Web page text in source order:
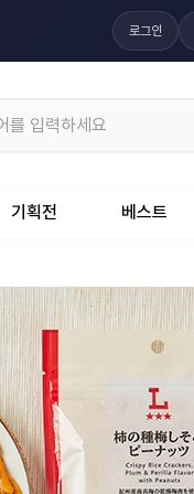
로그인
기획전 베스트